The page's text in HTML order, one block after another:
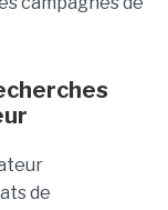
de